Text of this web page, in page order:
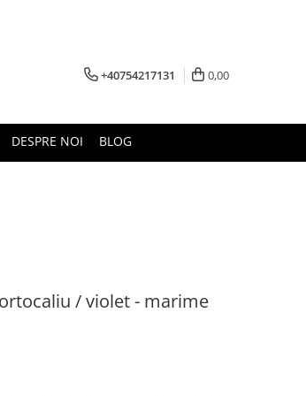
+40754217131 0,00
DESPRE NOI BLOG
/ violet - marime